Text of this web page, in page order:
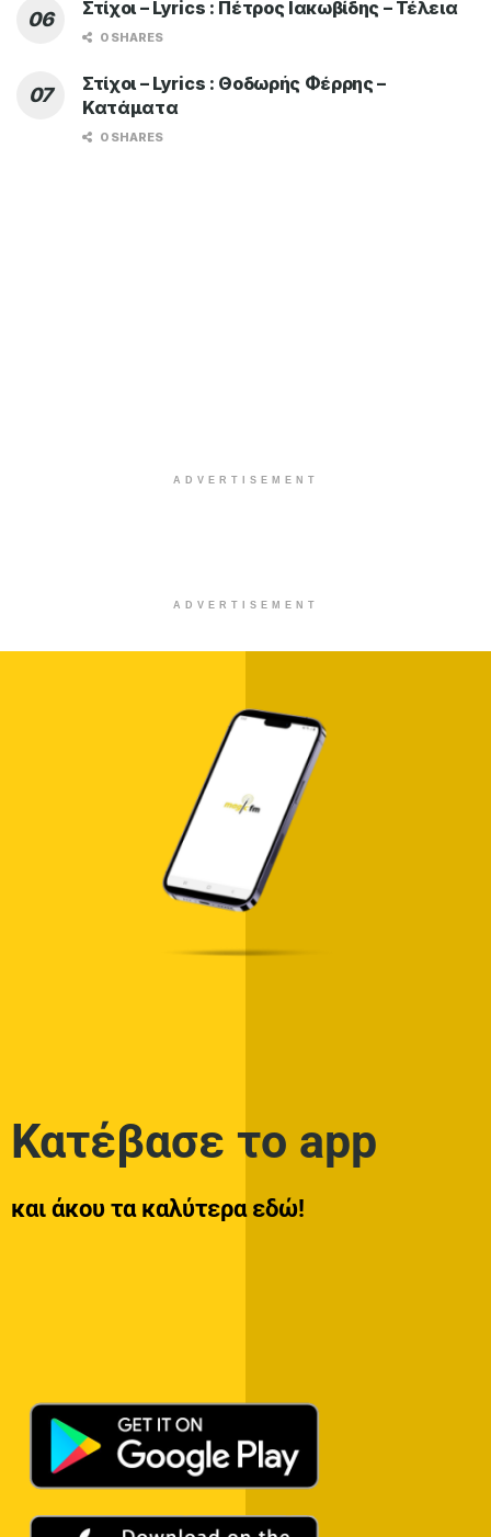
Στίχοι – Lyrics : Πέτρος Ιακωβίδης – Τέλεια
0 SHARES
Στίχοι – Lyrics : Θοδωρής Φέρρης –
Κατάματα
0 SHARES
ADVERTISEMENT
ADVERTISEMENT
Κατέβασε το app
και άκου τα καλύτερα εδώ!